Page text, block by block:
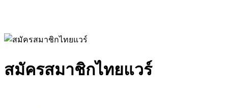
สมัครสมาชิกไทยแวร์